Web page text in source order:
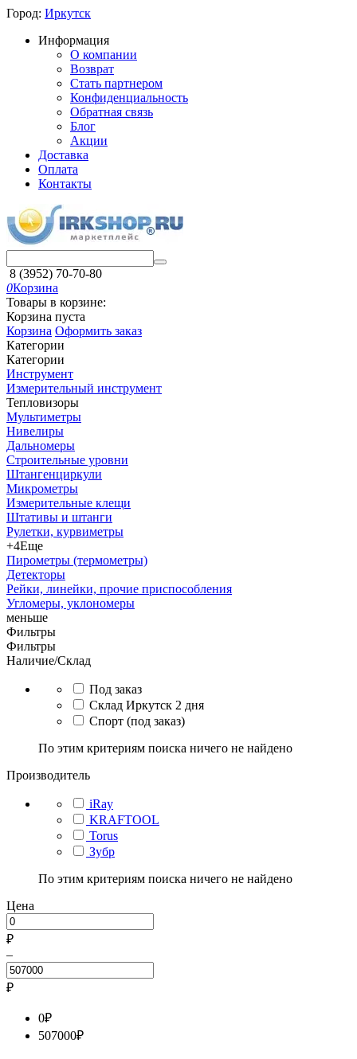
Город: Иркутск
Информация
О компании
Возврат
Стать партнером
Конфиденциальность
Обратная связь
Блог
Акции
Доставка
Оплата
Контакты
8 (3952) 70-70-80
0Корзина
Товары в корзине:
Корзина пуста
Корзина Оформить заказ
Категории
Категории
Инструмент
Измерительный инструмент
Тепловизоры
Мультиметры
Нивелиры
Дальномеры
Строительные уровни
Штангенциркули
Микрометры
Измерительные клещи
Штативы и штанги
Рулетки, курвиметры
+4Еще
Пирометры (термометры)
Детекторы
Рейки, линейки, прочие приспособления
Угломеры, уклономеры
меньше
Фильтры
Фильтры
Наличие/Склад
Под заказ
Склад Иркутск 2 дня
Спорт (под заказ)
По этим критериям поиска ничего не найдено
Производитель
iRay
KRAFTOOL
Torus
Зубр
По этим критериям поиска ничего не найдено
Цена
₽
–
₽
0₽
507000₽